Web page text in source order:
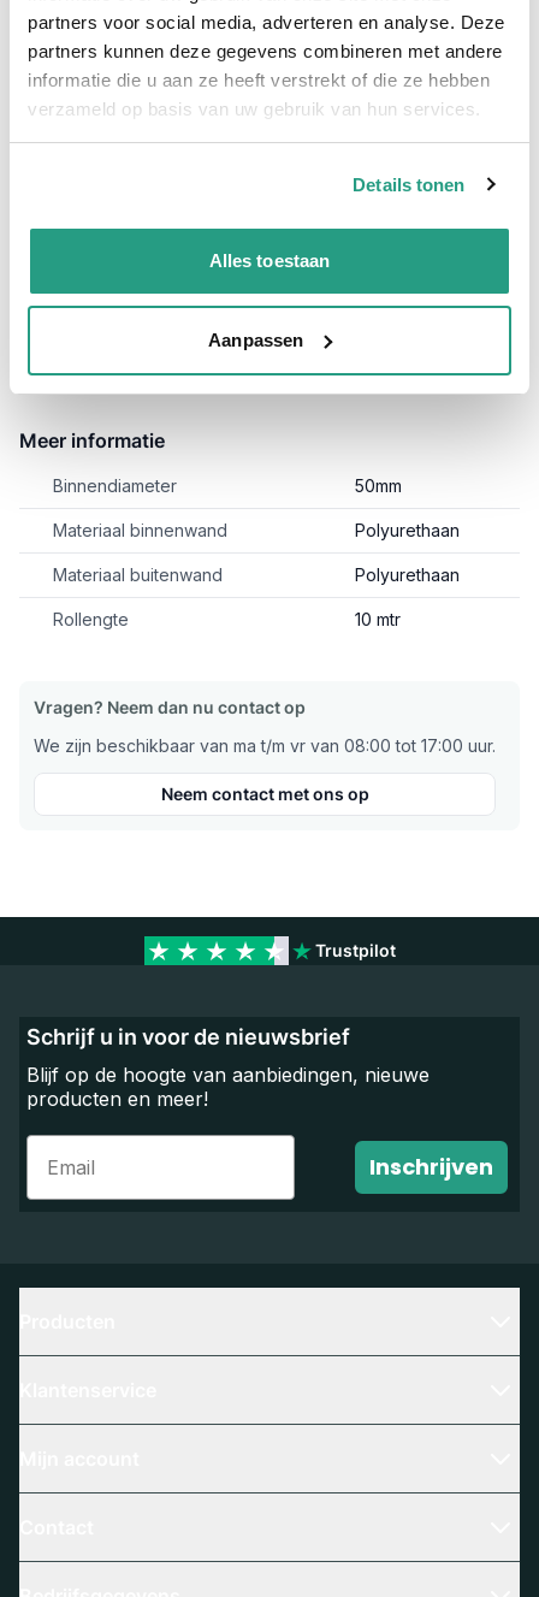
partners voor social media, adverteren en analyse. Deze
partners kunnen deze gegevens combineren met andere
informatie die u aan ze heeft verstrekt of die ze hebben
verzameld op basis van uw gebruik van hun services.
Details tonen
Alles toestaan
Aanpassen
50mm binnendiameter.
Daarnaast is de Purflex-L 50mm ook wel afzuigslang Reefduct
Allround 0,4mm 50mm genoemd, ozon en UV bestendig. Naast
de 10 meter lengtes en 50mm behoren ook andere diameters
en lengtes tot het assortiment. Bekijk de andere soorten
Buitenwand: Polyurethaan
Meer informatie
Binnendiameter 50mm
Materiaal binnenwand Polyurethaan
Materiaal buitenwand Polyurethaan
Rollengte 10 mtr
Vragen? Neem dan nu contact op
We zijn beschikbaar van ma t/m vr van 08:00 tot 17:00 uur.
Neem contact met ons op
Trustpilot
Schrijf u in voor de nieuwsbrief
Blijf op de hoogte van aanbiedingen, nieuwe
producten en meer!
Email
Inschrijven